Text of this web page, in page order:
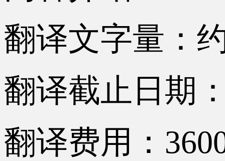
翻译文字量：
翻译截止日期
翻译费用：